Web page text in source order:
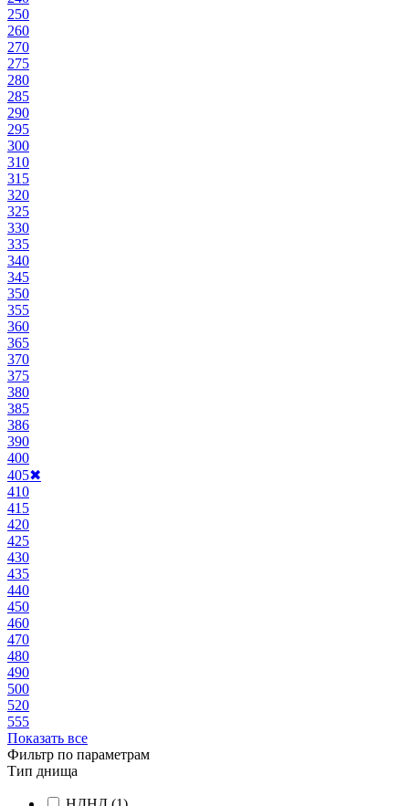
250
260
270
275
280
285
290
295
300
310
315
320
325
330
335
340
345
350
355
360
365
370
375
380
385
386
390
400
405✖
410
415
420
425
430
435
440
450
460
470
480
490
500
520
555
Показать все
Фильтр по параметрам
Тип днища